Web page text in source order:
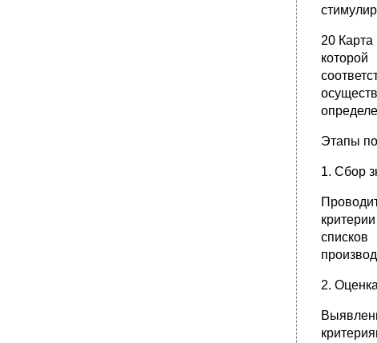
20
Этапы
1. Сбор
2.